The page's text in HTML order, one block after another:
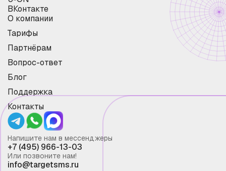
ВКонтакте
О компании
Тарифы
Партнёрам
Вопрос-ответ
Блог
Поддержка
Контакты
Напишите нам в мессенджеры
+7 (495) 966-13-03
Или позвоните нам!
info@targetsms.ru